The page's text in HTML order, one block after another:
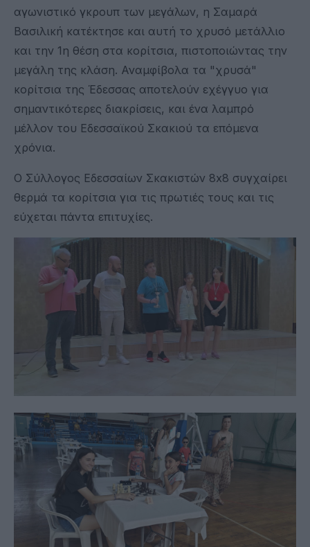
αγωνιστικό γκρουπ των μεγάλων, η Σαμαρά
Βασιλική κατέκτησε και αυτή το χρυσό μετάλλιο
και την 1η θέση στα κορίτσια, πιστοποιώντας την
μεγάλη της κλάση. Αναμφίβολα τα "χρυσά"
κορίτσια της Έδεσσας αποτελούν εχέγγυο για
σημαντικότερες διακρίσεις, και ένα λαμπρό
μέλλον του Εδεσσαϊκού Σκακιού τα επόμενα
χρόνια.
Ο Σύλλογος Εδεσσαίων Σκακιστών 8x8 συγχαίρει
θερμά τα κορίτσια για τις πρωτιές τους και τις
εύχεται πάντα επιτυχίες.